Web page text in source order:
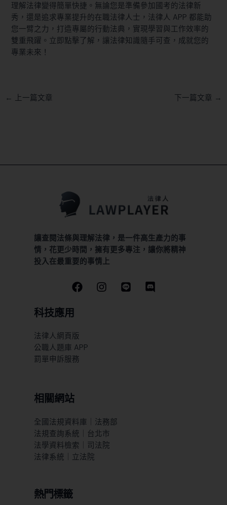
理解法律變得簡單快捷。無論您是準備參加國考的法律新
秀，還是追求專業提升的在職法律人士，法律人 APP 都能助
您一臂之力，打造專屬的行動法典，實現學習與工作效率的
雙重飛躍。立即點擊了解，讓法律知識隨手可查，成就您的
專業未來！
← 上一篇文章 下一篇文章 →
讓查閱法條與理解法律，是一件高生產力的事
情，花更少時間，擁有更多專注，讓你將精神
投入在最重要的事情上
科技應用
法律人網頁版
公職人題庫 APP
罰單申訴服務
相關網站
全國法規資料庫｜法務部
法規查詢系統｜台北市
法學資料檢索｜司法院
法律系統｜立法院
熱門標籤